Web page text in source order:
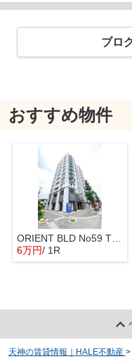
ブロ
おすすめ物件
ORIENT BLD No59 TWINS
6万円/ 1R
天神の賃貸情報｜HALE不動産 >